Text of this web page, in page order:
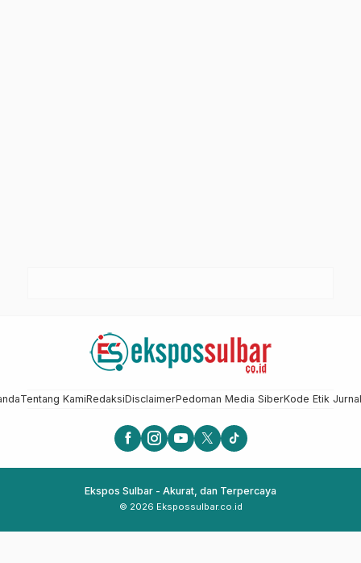
Tentang KamiRedaksiDisclaimerPedoman Media SiberKode Etik
Ekspos Sulbar - Akurat, dan Terpercaya
© 2026 Ekspossulbar.co.id